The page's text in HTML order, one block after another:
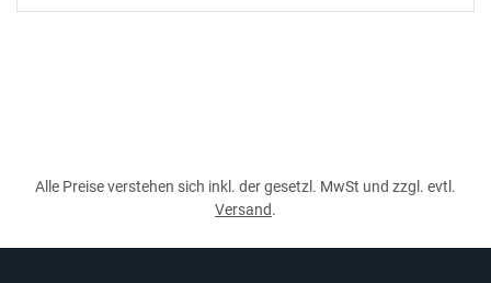
Alle Preise verstehen sich inkl. der gesetzl. MwSt und zzgl. evtl.
Versand.